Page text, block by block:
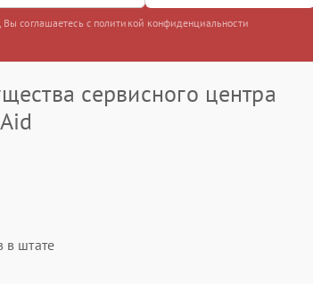
Вы соглашаетесь с политикой конфиденциальности
сервисного центра
в штате